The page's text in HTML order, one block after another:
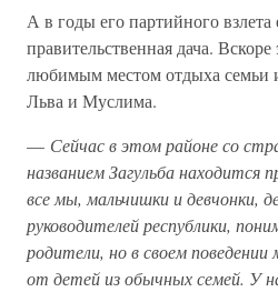
А в годы его партийного взлета
правительственная дача. Вскоре
любимым местом отдыха семьи
Льва и Муслима.
— Сейчас в этом районе со
названием Загульба находится
все мы, мальчишки и девчонки,
руководителей республики,
родители, но в своем
от детей из обычных семей. У